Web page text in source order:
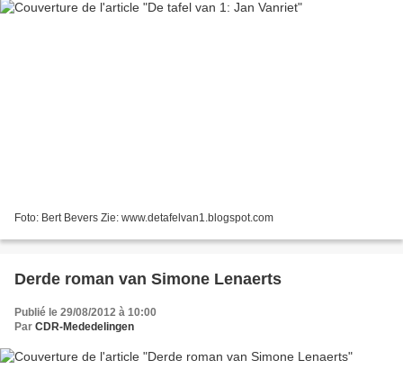
Foto: Bert Bevers Zie: www.detafelvan1.blogspot.com
Derde roman van Simone Lenaerts
Publié le 29/08/2012 à 10:00
Par CDR-Mededelingen